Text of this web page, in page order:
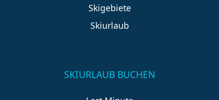
Skigebiete
Skiurlaub
SKIURLAUB BUCHEN